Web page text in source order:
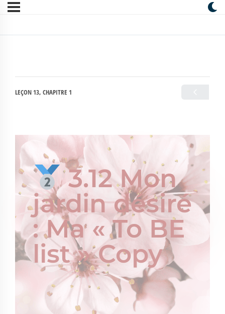
LEÇON 13, CHAPITRE 1
3.12 Mon
jardin désiré
: Ma « To BE
list » Copy